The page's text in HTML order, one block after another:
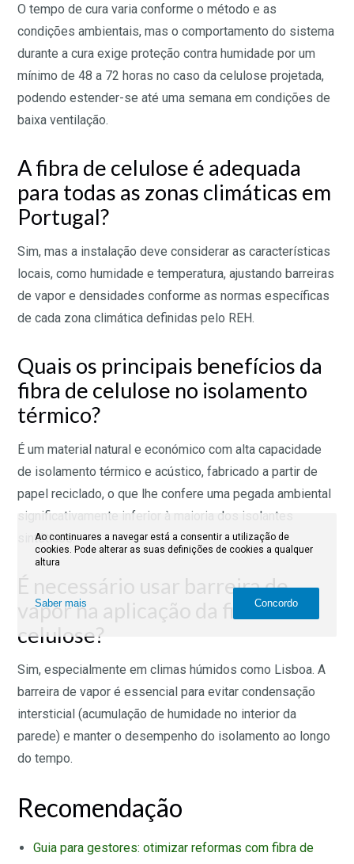
O tempo de cura varia conforme o método e as
condições ambientais, mas o comportamento do sistema
durante a cura exige proteção contra humidade por um
mínimo de 48 a 72 horas no caso da celulose projetada,
podendo estender-se até uma semana em condições de
baixa ventilação.
A fibra de celulose é adequada
para todas as zonas climáticas em
Portugal?
Sim, mas a instalação deve considerar as características
locais, como humidade e temperatura, ajustando barreiras
de vapor e densidades conforme as normas específicas
de cada zona climática definidas pelo REH.
Quais os principais benefícios da
fibra de celulose no isolamento
térmico?
É um material natural e económico com alta capacidade
de isolamento térmico e acústico, fabricado a partir de
papel reciclado, o que lhe confere uma pegada ambiental
significativamente inferior à maioria dos isolantes
sintéticos.
É necessário usar barreira de
vapor na aplicação da fibra de
celulose?
Sim, especialmente em climas húmidos como Lisboa. A
barreira de vapor é essencial para evitar condensação
intersticial (acumulação de humidade no interior da
parede) e manter o desempenho do isolamento ao longo
do tempo.
Recomendação
Guia para gestores: otimizar reformas com fibra de
Ao continuares a navegar está a consentir a utilização de
cookies. Pode alterar as suas definições de cookies a qualquer
altura
Saber mais Concordo